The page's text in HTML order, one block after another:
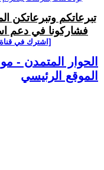
تبرعاتكم وتبرعاتكن
فشاركونا في دعم
[اشترك في
الحوار المتمدن -
الموقع الرئيسي